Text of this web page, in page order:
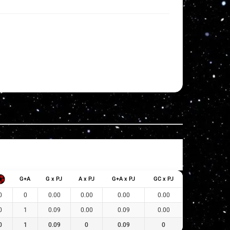
G+A G x PJ A x PJ G+A x PJ GC x PJ
0 0.00 0.00 0.00 0.00
1 0.09 0.00 0.09 0.00
1 0.09 0 0.09 0